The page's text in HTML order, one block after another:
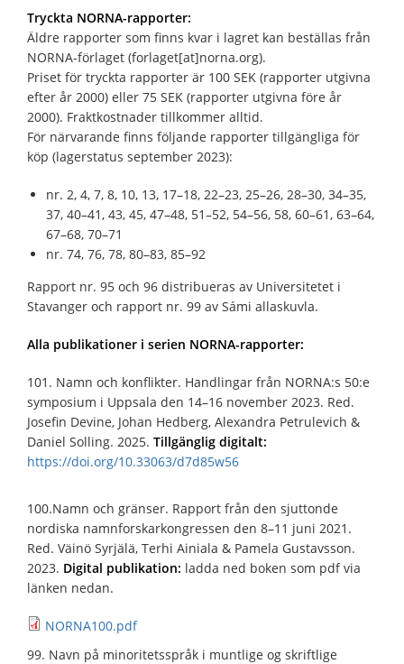
Tryckta NORNA-rapporter:
Äldre rapporter som finns kvar i lagret kan beställas från
NORNA-förlaget (forlaget[at]norna.org).
Priset för tryckta rapporter är 100 SEK (rapporter utgivna
efter år 2000) eller 75 SEK (rapporter utgivna före år
2000). Fraktkostnader tillkommer alltid.
För närvarande finns följande rapporter tillgängliga för
köp (lagerstatus september 2023):
nr. 2, 4, 7, 8, 10, 13, 17–18, 22–23, 25–26, 28–30, 34–35,
37, 40–41, 43, 45, 47–48, 51–52, 54–56, 58, 60–61, 63–64,
67–68, 70–71
nr. 74, 76, 78, 80–83, 85–92
Rapport nr. 95 och 96 distribueras av Universitetet i
Stavanger och rapport nr. 99 av Sámi allaskuvla.
Alla publikationer i serien NORNA-rapporter:
101. Namn och konflikter. Handlingar från NORNA:s 50:e
symposium i Uppsala den 14–16 november 2023. Red.
Josefin Devine, Johan Hedberg, Alexandra Petrulevich &
Daniel Solling. 2025. Tillgänglig digitalt:
https://doi.org/10.33063/d7d85w56
100.Namn och gränser. Rapport från den sjuttonde
nordiska namnforskarkongressen den 8–11 juni 2021.
Red. Väinö Syrjälä, Terhi Ainiala & Pamela Gustavsson.
2023. Digital publikation: ladda ned boken som pdf via
länken nedan.
NORNA100.pdf
99. Navn på minoritetsspråk i muntlige og skriftlige